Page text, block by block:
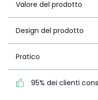
1
2
3
4
Valore del prodotto
Design del prodotto
Pratico
95% dei clienti